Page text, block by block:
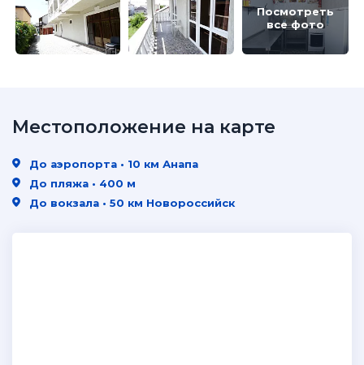
Посмотреть
все фото
Местоположение на карте
До аэропорта • 10 км Анапа
До пляжа • 400 м
До вокзала • 50 км Новороссийск